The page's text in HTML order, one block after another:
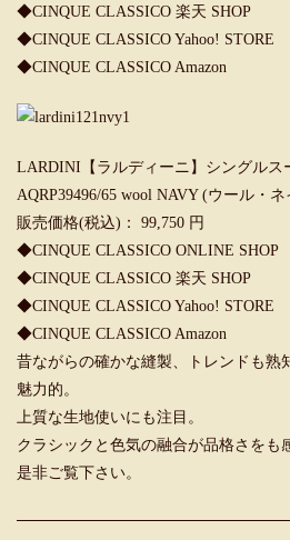
◆CINQUE CLASSICO 楽天 SHOP
◆CINQUE CLASSICO Yahoo! STORE
◆CINQUE CLASSICO Amazon
LARDINI【ラルディーニ】シングルス
AQRP39496/65 wool NAVY (ウール・ネ
販売価格(税込)： 99,750 円
◆CINQUE CLASSICO ONLINE SHOP
◆CINQUE CLASSICO 楽天 SHOP
◆CINQUE CLASSICO Yahoo! STORE
◆CINQUE CLASSICO Amazon
昔ながらの確かな縫製、トレンドも熟
魅力的。
上質な生地使いにも注目。
クラシックと色気の融合が品格さをも
是非ご覧下さい。